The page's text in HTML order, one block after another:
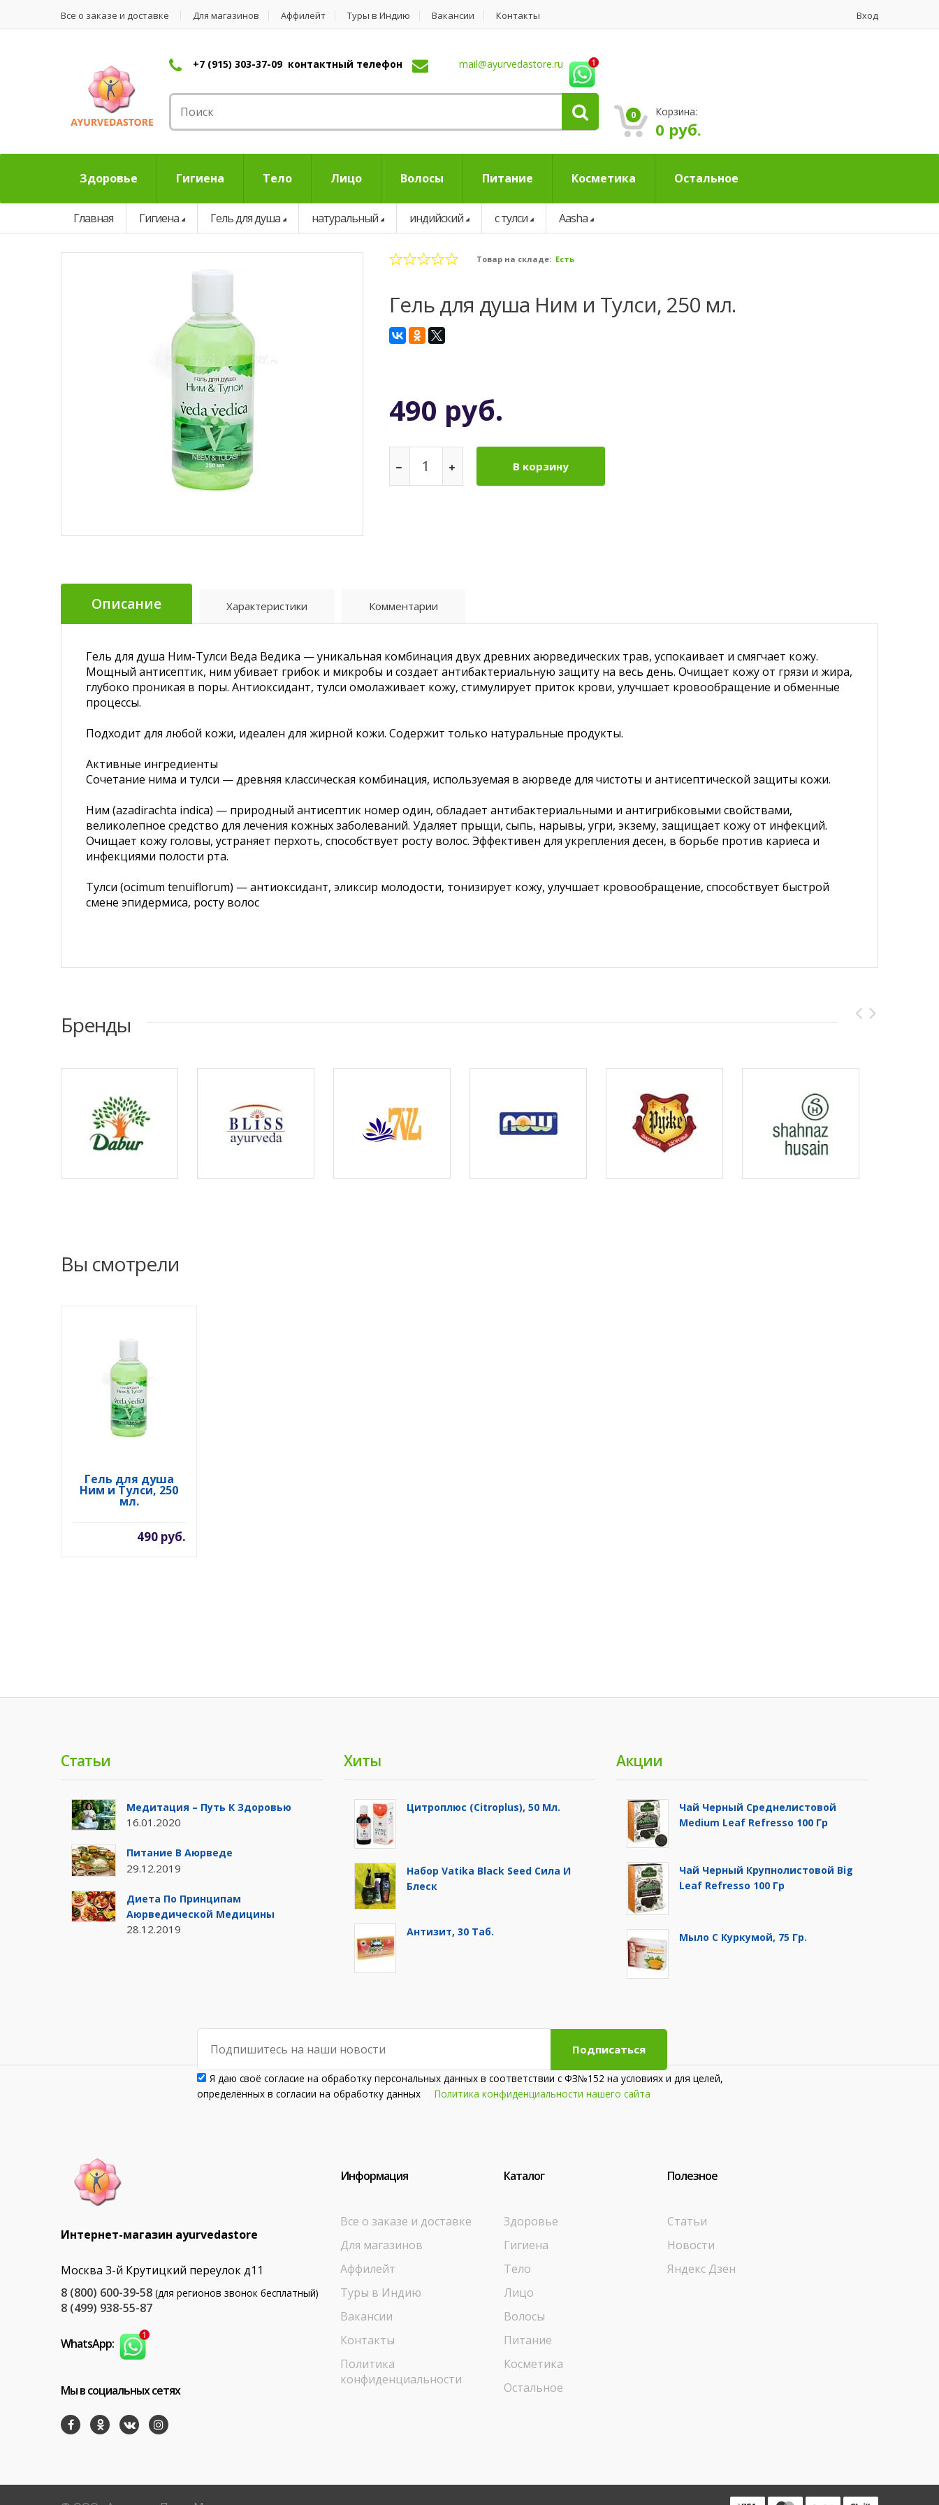
Все о заказе и доставке Для магазинов Аффилейт Туры в Индию Вакансии Контакты Вход
+7 (915) 303-37-09 контактный телефон mail@ayurvedastore.ru
0 Корзина:
0 руб.
Здоровье Гигиена Тело Лицо Волосы Питание Косметика Остальное
Главная Гигиена Гель для душа натуральный индийский с тулси Aasha
Товар на складе: Есть
Гель для душа Ним и Тулси, 250 мл.
490 руб.
В корзину
Описание Характеристики Комментарии
Гель для душа Ним-Тулси Веда Ведика — уникальная комбинация двух древних аюрведических трав, успокаивает и смягчает кожу.
Мощный антисептик, ним убивает грибок и микробы и создает антибактериальную защиту на весь день. Очищает кожу от грязи и жира,
глубоко проникая в поры. Антиоксидант, тулси омолаживает кожу, стимулирует приток крови, улучшает кровообращение и обменные
процессы.
Подходит для любой кожи, идеален для жирной кожи. Содержит только натуральные продукты.
Активные ингредиенты
Сочетание нима и тулси — древняя классическая комбинация, используемая в аюрведе для чистоты и антисептической защиты кожи.
Ним (azadirachta indica) — природный антисептик номер один, обладает антибактериальными и антигрибковыми свойствами,
великолепное средство для лечения кожных заболеваний. Удаляет прыщи, сыпь, нарывы, угри, экзему, защищает кожу от инфекций.
Очищает кожу головы, устраняет перхоть, способствует росту волос. Эффективен для укрепления десен, в борьбе против кариеса и
инфекциями полости рта.
Тулси (ocimum tenuiflorum) — антиоксидант, эликсир молодости, тонизирует кожу, улучшает кровообращение, способствует быстрой
смене эпидермиса, росту волос
Бренды
Вы смотрели
Гель для душа
Ним и Тулси, 250
мл.
490 руб.
Статьи
Медитация – Путь К Здоровью
16.01.2020
Питание В Аюрведе
29.12.2019
Диета По Принципам
Аюрведической Медицины
28.12.2019
Хиты
Цитроплюс (Citroplus), 50 Мл.
Набор Vatika Black Seed Сила И
Блеск
Антизит, 30 Таб.
Акции
Чай Черный Среднелистовой
Medium Leaf Refresso 100 Гр
Чай Черный Крупнолистовой Big
Leaf Refresso 100 Гр
Мыло С Куркумой, 75 Гр.
Подписаться
Я даю своё согласие на обработку персональных данных в соответствии с ФЗ№152 на условиях и для целей,
определённых в согласии на обработку данных Политика конфиденциальности нашего сайта
Интернет-магазин ayurvedastore
Москва 3-й Крутицкий переулок д11
8 (800) 600-39-58 (для регионов звонок бесплатный)
8 (499) 938-55-87
WhatsApp:
Мы в социальных сетях
Информация
Все о заказе и доставке
Для магазинов
Аффилейт
Туры в Индию
Вакансии
Контакты
Политика
конфиденциальности
Каталог
Здоровье
Гигиена
Тело
Лицо
Волосы
Питание
Косметика
Остальное
Полезное
Статьи
Новости
Яндекс Дзен